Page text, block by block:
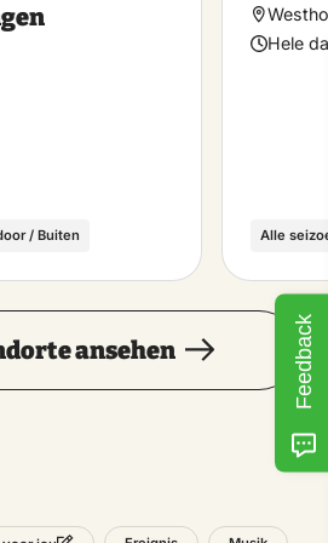
/ Buiten
Hele
Alle
ansehen Feedback